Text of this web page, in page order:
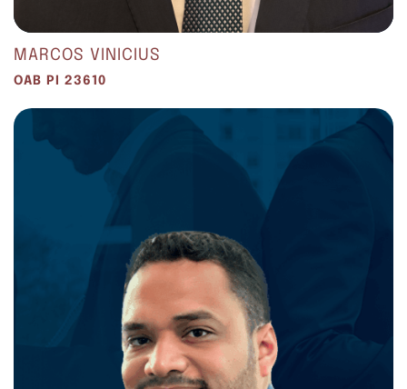
MARCOS VINICIUS
OAB PI 23610